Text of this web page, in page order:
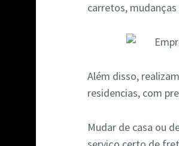
carretos,
Além disso,
residencias, com
Mudar de casa ou